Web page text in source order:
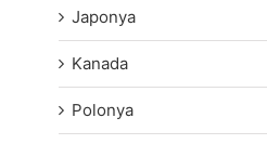
Japonya
Kanada
Polonya